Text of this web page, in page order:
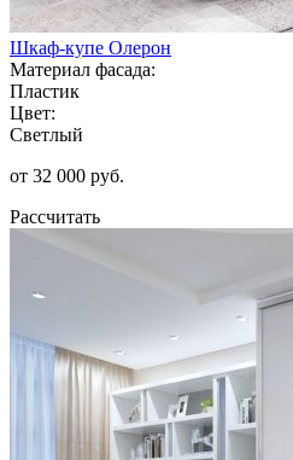
Шкаф-купе Олерон
Материал фасада:
Пластик
Цвет:
Светлый
от 32 000 руб.
Рассчитать